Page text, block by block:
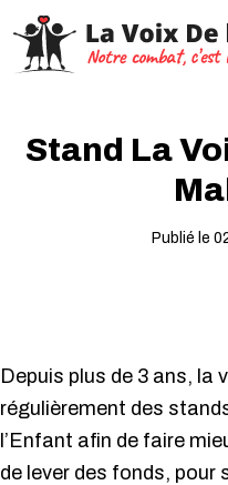
Stand La
Publié le
Depuis plus de 3 ans, la
régulièrement des
l’Enfant afin de faire
de lever des fonds, pour